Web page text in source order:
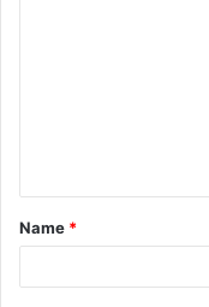
Name *